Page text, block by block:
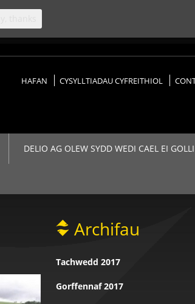
HAFAN CYSYLLTIADAU CYFREITHIOL
DELIO AG OLEW SYDD WEDI CAEL EI GOLLI
Archifau
Tachwedd 2017
Gorffennaf 2017